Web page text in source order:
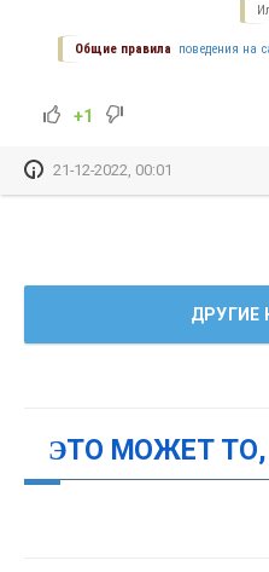
Общие правила поведения на
+1
21-12-2022, 00:01
ДРУГИЕ
ЭТО МОЖЕТ